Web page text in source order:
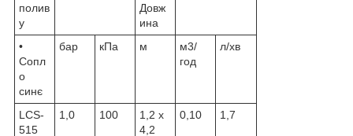
полив
у
Довж
ина
•
Сопл
о
синє
бар кПа м
м3/
год
л/хв
LCS-
515
1,0 100
1,2 x
4,2
0,10 1,7